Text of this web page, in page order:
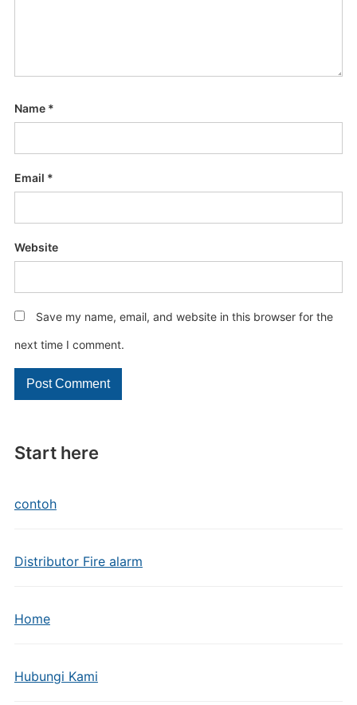
Start here
contoh
Distributor Fire alarm
Home
Hubungi Kami
Name *
Email *
Website
Save my name, email, and website in this browser for the
next time I comment.